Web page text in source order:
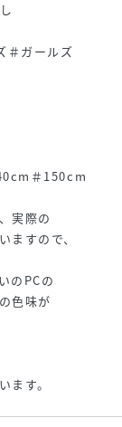
＃ガールズ
＃150cm
実際の
すので、
のPCの
色味が
す。